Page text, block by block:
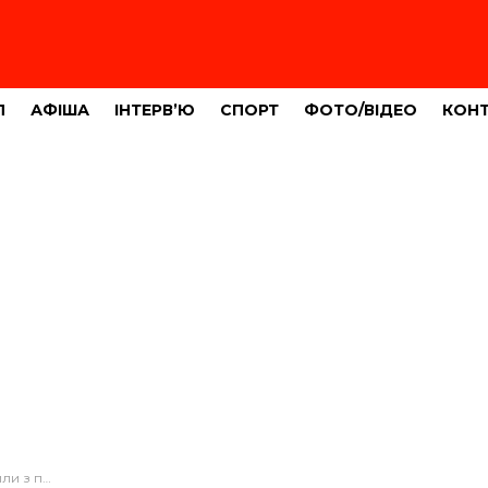
АФІША ІНТЕРВ’Ю СПОРТ ФОТО/ВІДЕО
(ВІДЕО)